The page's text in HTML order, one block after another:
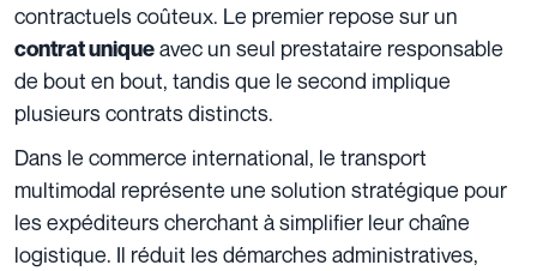
contractuels coûteux. Le premier repose sur un
contrat uniqueavec un seul prestataire responsable
de bout en bout, tandis que le second implique
plusieurs contrats distincts.
Dans le commerce international, le transport
multimodal représente une solution stratégique pour
les expéditeurs cherchant à simplifier leur chaîne
logistique. Il réduit les démarches administratives,